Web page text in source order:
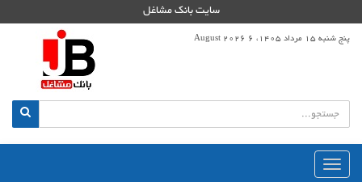
سایت بانک مشاغل
پنج شنبه 15 مرداد 1405، 6 August 2026
منوی
اصلی